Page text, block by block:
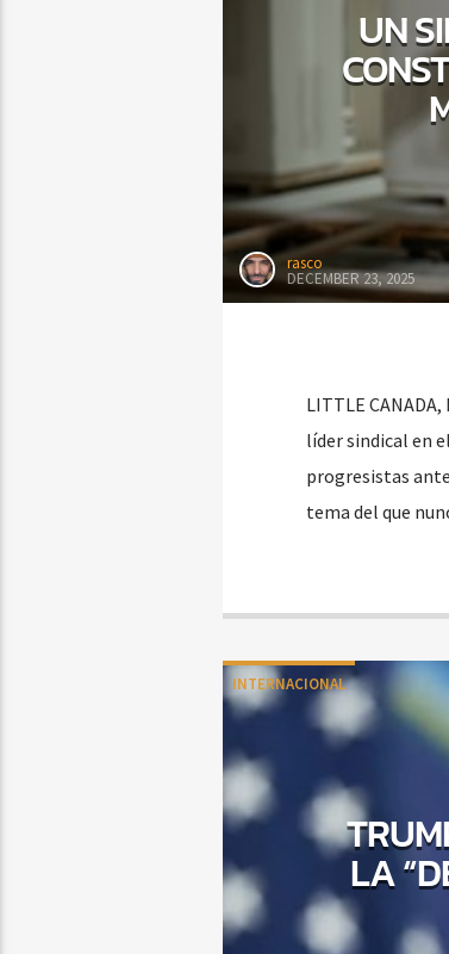
UN
rasco
DECEMBER 23, 2025
LITTLE
líder sindical en
progresistas
tema del que
INTERNACIONAL
LA